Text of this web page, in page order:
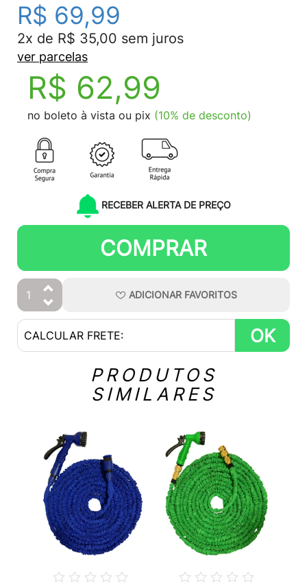
R$ 69,99
2x de R$ 35,00 sem juros
ver parcelas
R$ 62,99
no boleto à vista ou pix (10% de desconto)
RECEBER ALERTA DE PREÇO
COMPRAR
ADICIONAR FAVORITOS
OK
PRODUTOS
SIMILARES